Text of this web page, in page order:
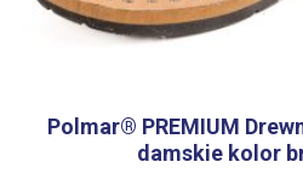
Polmar® PREMIUM
damskie kolor